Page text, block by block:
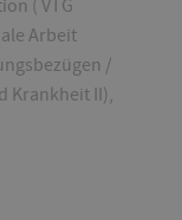
( VTG
Arbeit
/
Krankheit II),